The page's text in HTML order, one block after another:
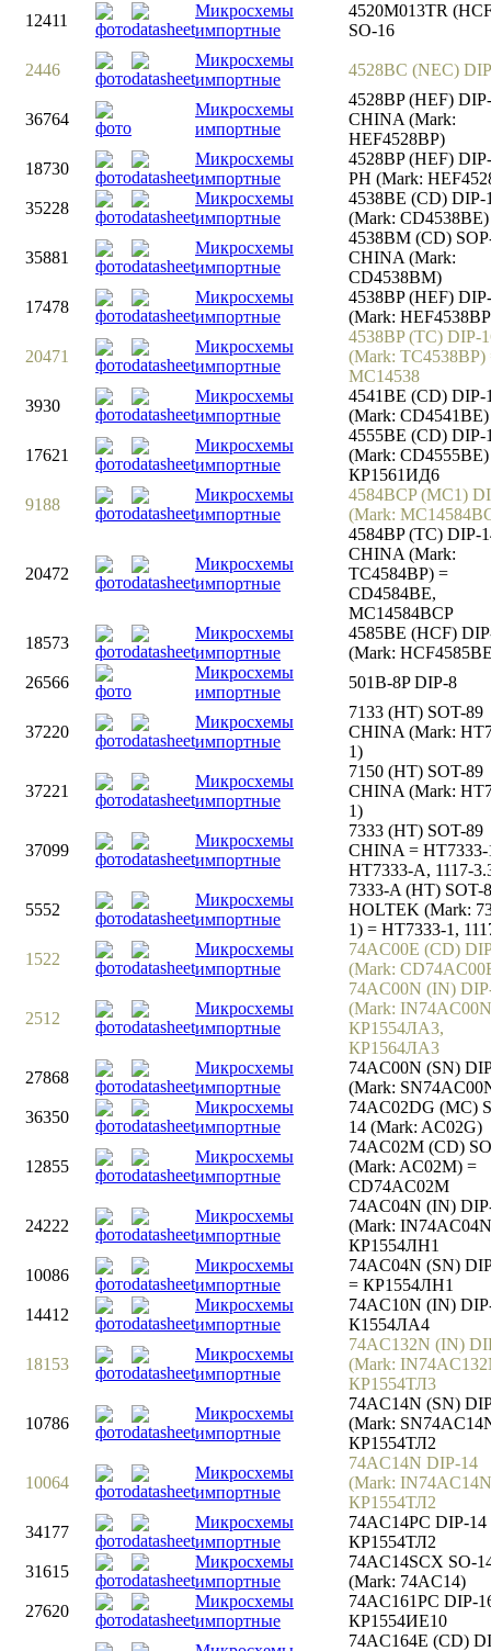
12411
Микросхемы
импортные
4520M013TR
SO-16
2446
Микросхемы
импортные
4528BC (NEC)
36764
Микросхемы
импортные
4528BP (HEF)
CHINA (Mark:
HEF4528BP)
18730
Микросхемы
импортные
4528BP (HEF)
PH (Mark:
35228
Микросхемы
импортные
4538BE (CD) DIP-
(Mark: CD4538BE)
35881
Микросхемы
импортные
4538BM (CD)
CHINA (Mark:
CD4538BM)
17478
Микросхемы
импортные
4538BP (HEF)
(Mark:
20471
Микросхемы
импортные
4538BP (TC) DIP-
(Mark: TC4538BP)
MC14538
3930
Микросхемы
импортные
4541BE (CD) DIP-
(Mark: CD4541BE)
17621
Микросхемы
импортные
4555BE (CD) DIP-
(Mark:
КР1561ИД6
9188
Микросхемы
импортные
4584BCP (MC1)
(Mark:
20472
Микросхемы
импортные
4584BP (TC) DIP-
CHINA (Mark:
TC4584BP) =
CD4584BE,
MC14584BCP
18573
Микросхемы
импортные
4585BE (HCF)
(Mark:
26566
Микросхемы
импортные
501B-8P DIP-8
37220
Микросхемы
импортные
7133 (HT) SOT-89
CHINA (Mark:
1)
37221
Микросхемы
импортные
7150 (HT) SOT-89
CHINA (Mark:
1)
37099
Микросхемы
импортные
7333 (HT) SOT-89
CHINA = HT7333-
HT7333-A, 1117-
5552
Микросхемы
импортные
7333-A (HT) SOT-
HOLTEK (Mark:
1) = HT7333-1,
1522
Микросхемы
импортные
74AC00E (CD)
(Mark:
2512
Микросхемы
импортные
74AC00N (IN)
(Mark:
КР1554ЛА3,
КР1564ЛА3
27868
Микросхемы
импортные
74AC00N (SN)
(Mark:
36350
Микросхемы
импортные
74AC02DG (MC)
14 (Mark: AC02G)
12855
Микросхемы
импортные
74AC02M (CD)
(Mark: AC02M) =
CD74AC02M
24222
Микросхемы
импортные
74AC04N (IN)
(Mark:
КР1554ЛН1
10086
Микросхемы
импортные
74AC04N (SN)
= КР1554ЛН1
14412
Микросхемы
импортные
74AC10N (IN)
К1554ЛА4
18153
Микросхемы
импортные
74AC132N (IN)
(Mark:
КР1554ТЛ3
10786
Микросхемы
импортные
74AC14N (SN)
(Mark:
КР1554ТЛ2
10064
Микросхемы
импортные
74AC14N DIP-14
(Mark:
КР1554ТЛ2
34177
Микросхемы
импортные
74AC14PC DIP-14
КР1554ТЛ2
31615
Микросхемы
импортные
74AC14SCX SO-
(Mark: 74AC14)
27620
Микросхемы
импортные
74AC161PC DIP-
КР1554ИЕ10
74AC164E (CD)